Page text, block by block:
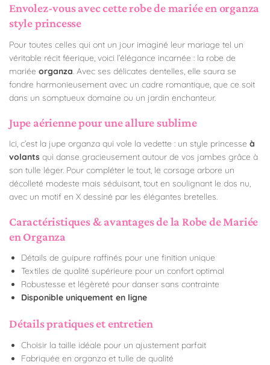
Envolez-vous avec cette robe de mariée en organza
style princesse
Pour toutes celles qui ont un jour imaginé leur mariage tel un
véritable récit féerique, voici l’élégance incarnée : la robe de
mariée organza . Avec ses délicates dentelles, elle saura se
fondre harmonieusement avec un cadre romantique, que ce soit
dans un somptueux domaine ou un jardin enchanteur.
Jupe aérienne pour une allure sublime
Ici, c’est la jupe organza qui vole la vedette : un style princesse à
volants qui danse gracieusement autour de vos jambes grâce à
son tulle léger. Pour compléter le tout, le corsage arbore un
décolleté modeste mais séduisant, tout en soulignant le dos nu,
avec un motif en X dessiné par les élégantes bretelles.
Caractéristiques & avantages de la Robe de Mariée
en Organza
Détails de guipure raffinés pour une finition unique
Textiles de qualité supérieure pour un confort optimal
Robustesse et légèreté pour danser sans contrainte
Disponible uniquement en ligne
Détails pratiques et entretien
Choisir la taille idéale pour un ajustement parfait
Fabriquée en organza et tulle de qualité